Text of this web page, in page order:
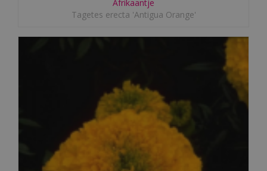
Afrikaantje
Tagetes erecta 'Antigua Orange'